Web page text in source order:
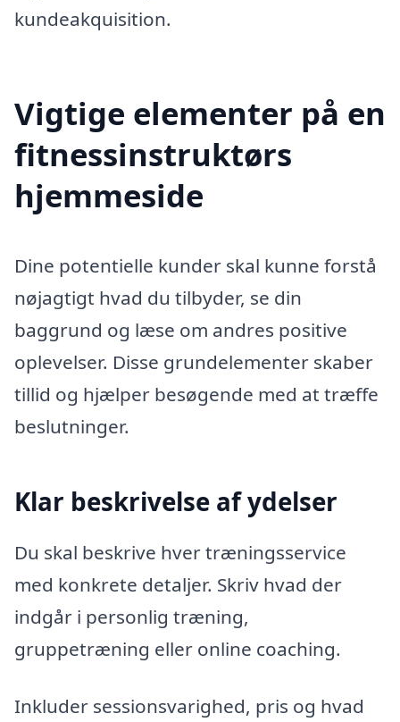
kundeakquisition.
Vigtige elementer på en
fitnessinstruktørs
hjemmeside
Dine potentielle kunder skal kunne forstå
nøjagtigt hvad du tilbyder, se din
baggrund og læse om andres positive
oplevelser. Disse grundelementer skaber
tillid og hjælper besøgende med at træffe
beslutninger.
Klar beskrivelse af ydelser
Du skal beskrive hver træningsservice
med konkrete detaljer. Skriv hvad der
indgår i personlig træning,
gruppetræning eller online coaching.
Inkluder sessionsvarighed, pris og hvad